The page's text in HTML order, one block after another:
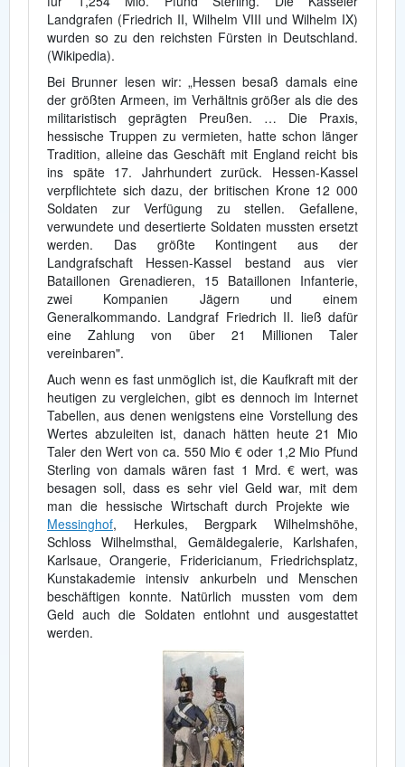
Landgrafen (Friedrich II, Wilhelm VIII und Wilhelm IX)
wurden so zu den reichsten Fürsten in Deutschland.
(Wikipedia).
Bei Brunner lesen wir: „Hessen besaß damals eine
der größten Armeen, im Verhältnis größer als die des
militaristisch geprägten Preußen. … Die Praxis,
hessische Truppen zu vermieten, hatte schon länger
Tradition, alleine das Geschäft mit England reicht bis
ins späte 17. Jahrhundert zurück. Hessen-Kassel
verpflichtete sich dazu, der britischen Krone 12 000
Soldaten zur Verfügung zu stellen. Gefallene,
verwundete und desertierte Soldaten mussten ersetzt
werden. Das größte Kontingent aus der
Landgrafschaft Hessen-Kassel bestand aus vier
Bataillonen Grenadieren, 15 Bataillonen Infanterie,
zwei Kompanien Jägern und einem
Generalkommando. Landgraf Friedrich II. ließ dafür
eine Zahlung von über 21 Millionen Taler
vereinbaren".
Auch wenn es fast unmöglich ist, die Kaufkraft mit der
heutigen zu vergleichen, gibt es dennoch im Internet
Tabellen, aus denen wenigstens eine Vorstellung des
Wertes abzuleiten ist, danach hätten heute 21 Mio
Taler den Wert von ca. 550 Mio € oder 1,2 Mio Pfund
Sterling von damals wären fast 1 Mrd. € wert, was
besagen soll, dass es sehr viel Geld war, mit dem
man die hessische Wirtschaft durch Projekte wie
Messinghof, Herkules, Bergpark Wilhelmshöhe,
Schloss Wilhelmsthal, Gemäldegalerie, Karlshafen,
Karlsaue, Orangerie, Fridericianum, Friedrichsplatz,
Kunstakademie intensiv ankurbeln und Menschen
beschäftigen konnte. Natürlich mussten vom dem
Geld auch die Soldaten entlohnt und ausgestattet
werden.